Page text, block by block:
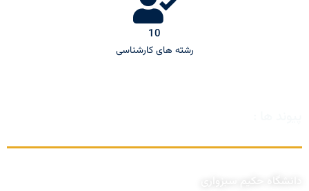
رشته های کارشناسی
10
دانشگاه حکیم سبزواری